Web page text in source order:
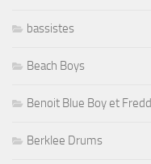
bassistes
Beach Boys
Benoit Blue Boy et
Berklee Drums